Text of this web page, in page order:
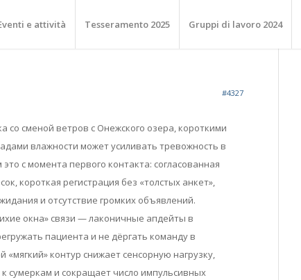
e attività Tesseramento 2025 Gruppi di lavoro 2024
#4327
со сменой ветров с Онежского озера, короткими
влажности может усиливать тревожность в
с момента первого контакта: согласованная
короткая регистрация без «толстых анкет»,
и отсутствие громких объявлений.
окна» связи — лаконичные апдейты в
пациента и не дёргать команду в
контур снижает сенсорную нагрузку,
сумеркам и сокращает число импульсивных